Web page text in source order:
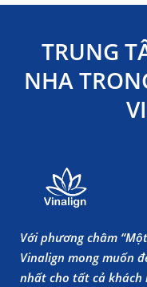
TRUNG
NHA
Với phương châm
Vinalign mong muốn
nhất cho tất cả khách